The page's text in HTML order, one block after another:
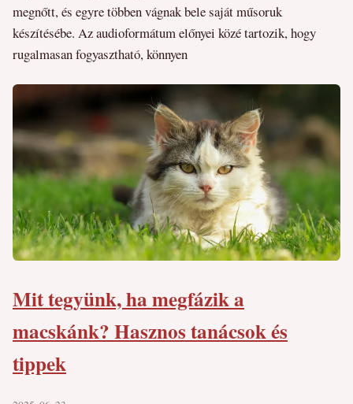
megnőtt, és egyre többen vágnak bele saját műsoruk
készítésébe. Az audioformátum előnyei közé tartozik, hogy
rugalmasan fogyasztható, könnyen
Mit tegyünk, ha megfázik a
macskánk? Hasznos tanácsok és
tippek